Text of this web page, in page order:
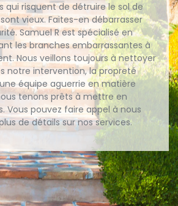
qui risquent de détruire le sol de
vieux. Faites-en débarrasser
Samuel R est spécialisé en
les branches embarrassantes à
Nous veillons toujours à nettoyer
notre intervention, la propreté
équipe aguerrie en matière
tenons prêts à mettre en
Vous pouvez faire appel à nous
de détails sur nos services.